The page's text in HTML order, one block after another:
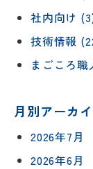
社内向け
技術情報
まごころ
月別アーカ
2026年7月
2026年6月